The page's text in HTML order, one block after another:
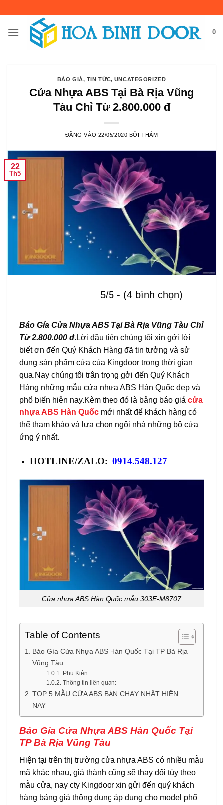
nội
0
BÁO GIÁ, TIN TỨC, UNCATEGORIZED
Cửa Nhựa ABS Tại Bà Rịa Vũng
Tàu Chỉ Từ 2.800.000 đ
ĐĂNG VÀO 22/05/2020 BỞITHẮM
22
Th5
5/5 - (4 bình chọn)
Báo Gía Cửa Nhựa ABS Tại Bà Rịa Vũng Tàu Chỉ
Từ 2.800.000 đ.Lời đầu tiên chúng tôi xin gởi lời
biết ơn đến Quý Khách Hàng đã tin tưởng và sử
dụng sản phẩm cửa của Kingdoor trong thời gian
qua.Nay chúng tôi trân trọng gởi đến Quý Khách
Hàng những mẫu cửa nhựa ABS Hàn Quốc đẹp và
phổ biến hiện nay.Kèm theo đó là bảng báo giá cửa
nhựa ABS Hàn Quốc mới nhất để khách hàng có
thể tham khảo và lựa chon ngôi nhà những bộ cửa
ứng ý nhất.
HOTLINE/ZALO: 0914.548.127
Cửa nhựa ABS Hàn Quốc mẫu 303E-M8707
Table of Contents
Báo Gía Cửa Nhựa ABS Hàn Quốc Tại TP Bà Rịa
Vũng Tàu
Phụ Kiện :
Thông tin liên quan:
TOP 5 MẪU CỬA ABS BÁN CHẠY NHẤT HIỆN
NAY
Báo Gía Cửa Nhựa ABS Hàn Quốc Tại
TP Bà Rịa Vũng Tàu
Hiện tại trên thị trường cửa nhựa ABS có nhiều mẫu
mã khác nhau, giá thành cũng sẽ thay đổi tùy theo
mẫu cửa, nay cty Kingdoor xin gửi đến quý khách
hàng bảng giá thông dụng áp dụng cho model phổ